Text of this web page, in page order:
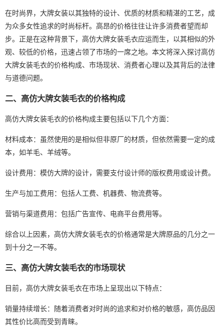
在时尚界，大牌女装以其独特的设计、优质的材质和精湛的工艺，成
为众多女性追求的时尚标杆。高昂的价格往往让许多消费者望而却
步。正是在这种背景下，高仿大牌女装毛衣应运而生，以其相似的外
观、较低的价格，迅速占领了市场的一席之地。本文将深入探讨高仿
大牌女装毛衣的价格构成、市场现状、消费者心理以及其背后的法律
与道德问题。
二、高仿大牌女装毛衣的价格构成
高仿大牌女装毛衣的价格构成主要包括以下几个方面：
材料成本：虽然使用的是相似但非原厂的材质，但依然需要一定的成
本，如羊毛、羊绒等。
设计费用：模仿大牌的设计，需要支付设计师的版权费用或设计费。
生产与加工费用：包括人工费、机器费、物流费等。
营销与渠道费用：包括广告宣传、电商平台费用等。
综合以上因素，高仿大牌女装毛衣的价格通常是大牌原品的几分之一
到十分之一不等。
三、高仿大牌女装毛衣的市场现状
目前，高仿大牌女装毛衣在市场上呈现出以下特点：
销量持续增长：随着消费者对时尚的追求和对价格的敏感，高仿品因
其性价比高而受到青睐。